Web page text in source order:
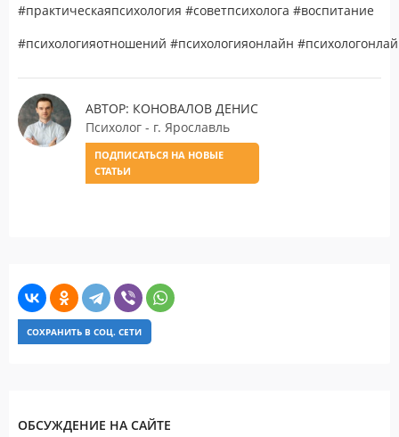
#практическаяпсихология #советпсихолога #воспитание
#психологияотношений #психологияонлайн
АВТОР: КОНОВАЛОВ ДЕНИС
Психолог - г. Ярославль
ПОДПИСАТЬСЯ НА НОВЫЕ
СТАТЬИ
СОХРАНИТЬ В СОЦ. СЕТИ
ОБСУЖДЕНИЕ НА САЙТЕ